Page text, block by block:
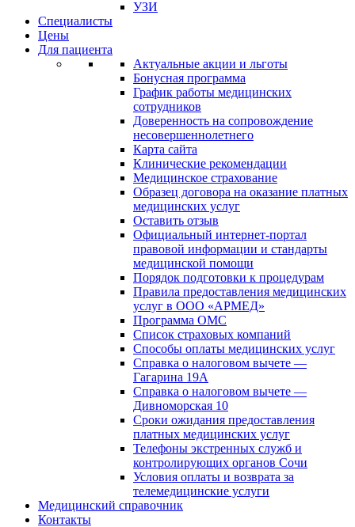
УЗИ
Специалисты
Цены
Для пациента
Актуальные акции и льготы
Бонусная программа
График работы медицинских
сотрудников
Доверенность на сопровождение
несовершеннолетнего
Карта сайта
Клинические рекомендации
Медицинское страхование
Образец договора на оказание платных
медицинских услуг
Оставить отзыв
Официальный интернет-портал
правовой информации и стандарты
медицинской помощи
Порядок подготовки к процедурам
Правила предоставления медицинских
услуг в ООО «АРМЕД»
Программа ОМС
Список страховых компаний
Способы оплаты медицинских услуг
Справка о налоговом вычете —
Гагарина 19А
Справка о налоговом вычете —
Дивноморская 10
Сроки ожидания предоставления
платных медицинских услуг
Телефоны экстренных служб и
контролирующих органов Сочи
Условия оплаты и возврата за
телемедицинские услуги
Медицинский справочник
Контакты